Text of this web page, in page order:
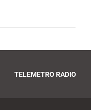
TELEMETRO RADIO